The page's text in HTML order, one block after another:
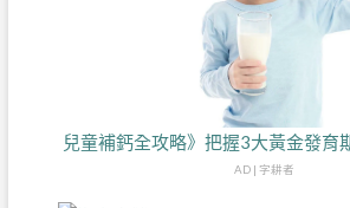
兒童補鈣全攻略》把握3大黃金發育
AD | 字耕者